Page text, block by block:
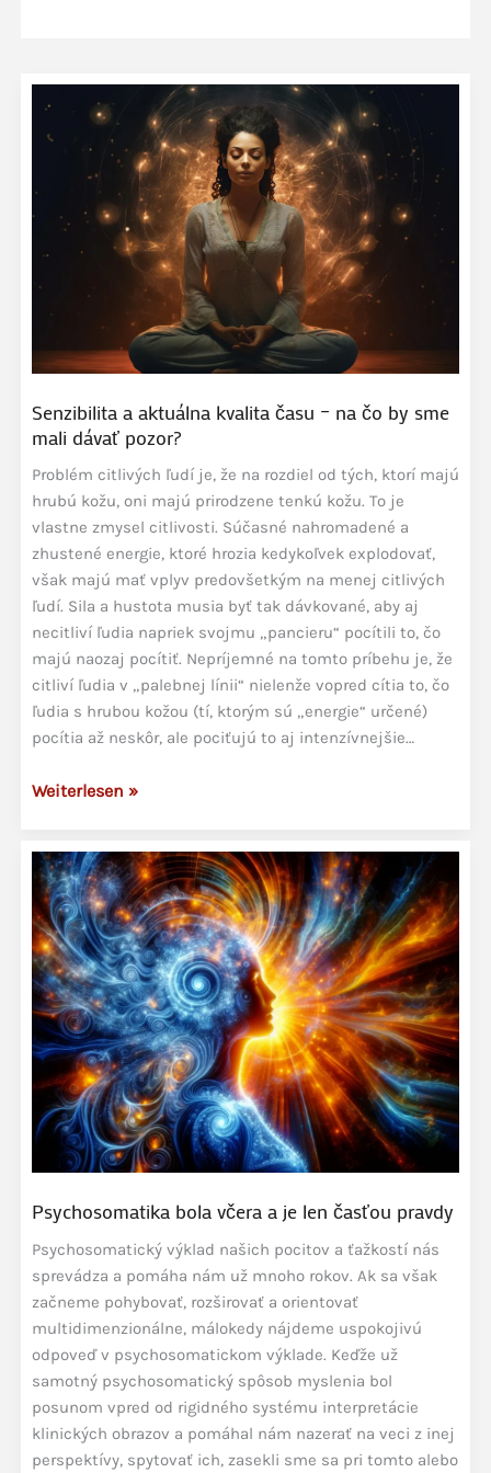
Senzibilita a aktuálna kvalita času – na čo by sme
mali dávať pozor?
Problém citlivých ľudí je, že na rozdiel od tých, ktorí majú
hrubú kožu, oni majú prirodzene tenkú kožu. To je
vlastne zmysel citlivosti. Súčasné nahromadené a
zhustené energie, ktoré hrozia kedykoľvek explodovať,
však majú mať vplyv predovšetkým na menej citlivých
ľudí. Sila a hustota musia byť tak dávkované, aby aj
necitliví ľudia napriek svojmu „pancieru“ pocítili to, čo
majú naozaj pocítiť. Nepríjemné na tomto príbehu je, že
citliví ľudia v „palebnej línii“ nielenže vopred cítia to, čo
ľudia s hrubou kožou (tí, ktorým sú „energie“ určené)
pocítia až neskôr, ale pociťujú to aj intenzívnejšie…
Senzibilita
kvalita
času
–
na
čo
by
sme
mali
dávať
pozor?
Weiterlesen »
Psychosomatika bola včera a je len časťou pravdy
Psychosomatický výklad našich pocitov a ťažkostí nás
sprevádza a pomáha nám už mnoho rokov. Ak sa však
začneme pohybovať, rozširovať a orientovať
multidimenzionálne, málokedy nájdeme uspokojivú
odpoveď v psychosomatickom výklade. Keďže už
samotný psychosomatický spôsob myslenia bol
posunom vpred od rigidného systému interpretácie
klinických obrazov a pomáhal nám nazerať na veci z inej
perspektívy, spytovať ich, zasekli sme sa pri tomto alebo